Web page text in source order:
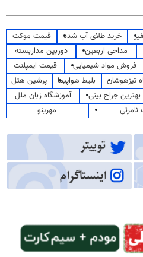
خرید طلای آب شده
قیمت موکت
مداحی اربعین
دوربین مداربسته
فروش مواد شیمیایی
قیمت ایمپلنت
تیزهوشان بلیط هواپیما
پرشین هتل
بهترین جراح بینی
آموزشگاه زبان ملل
مهرینو